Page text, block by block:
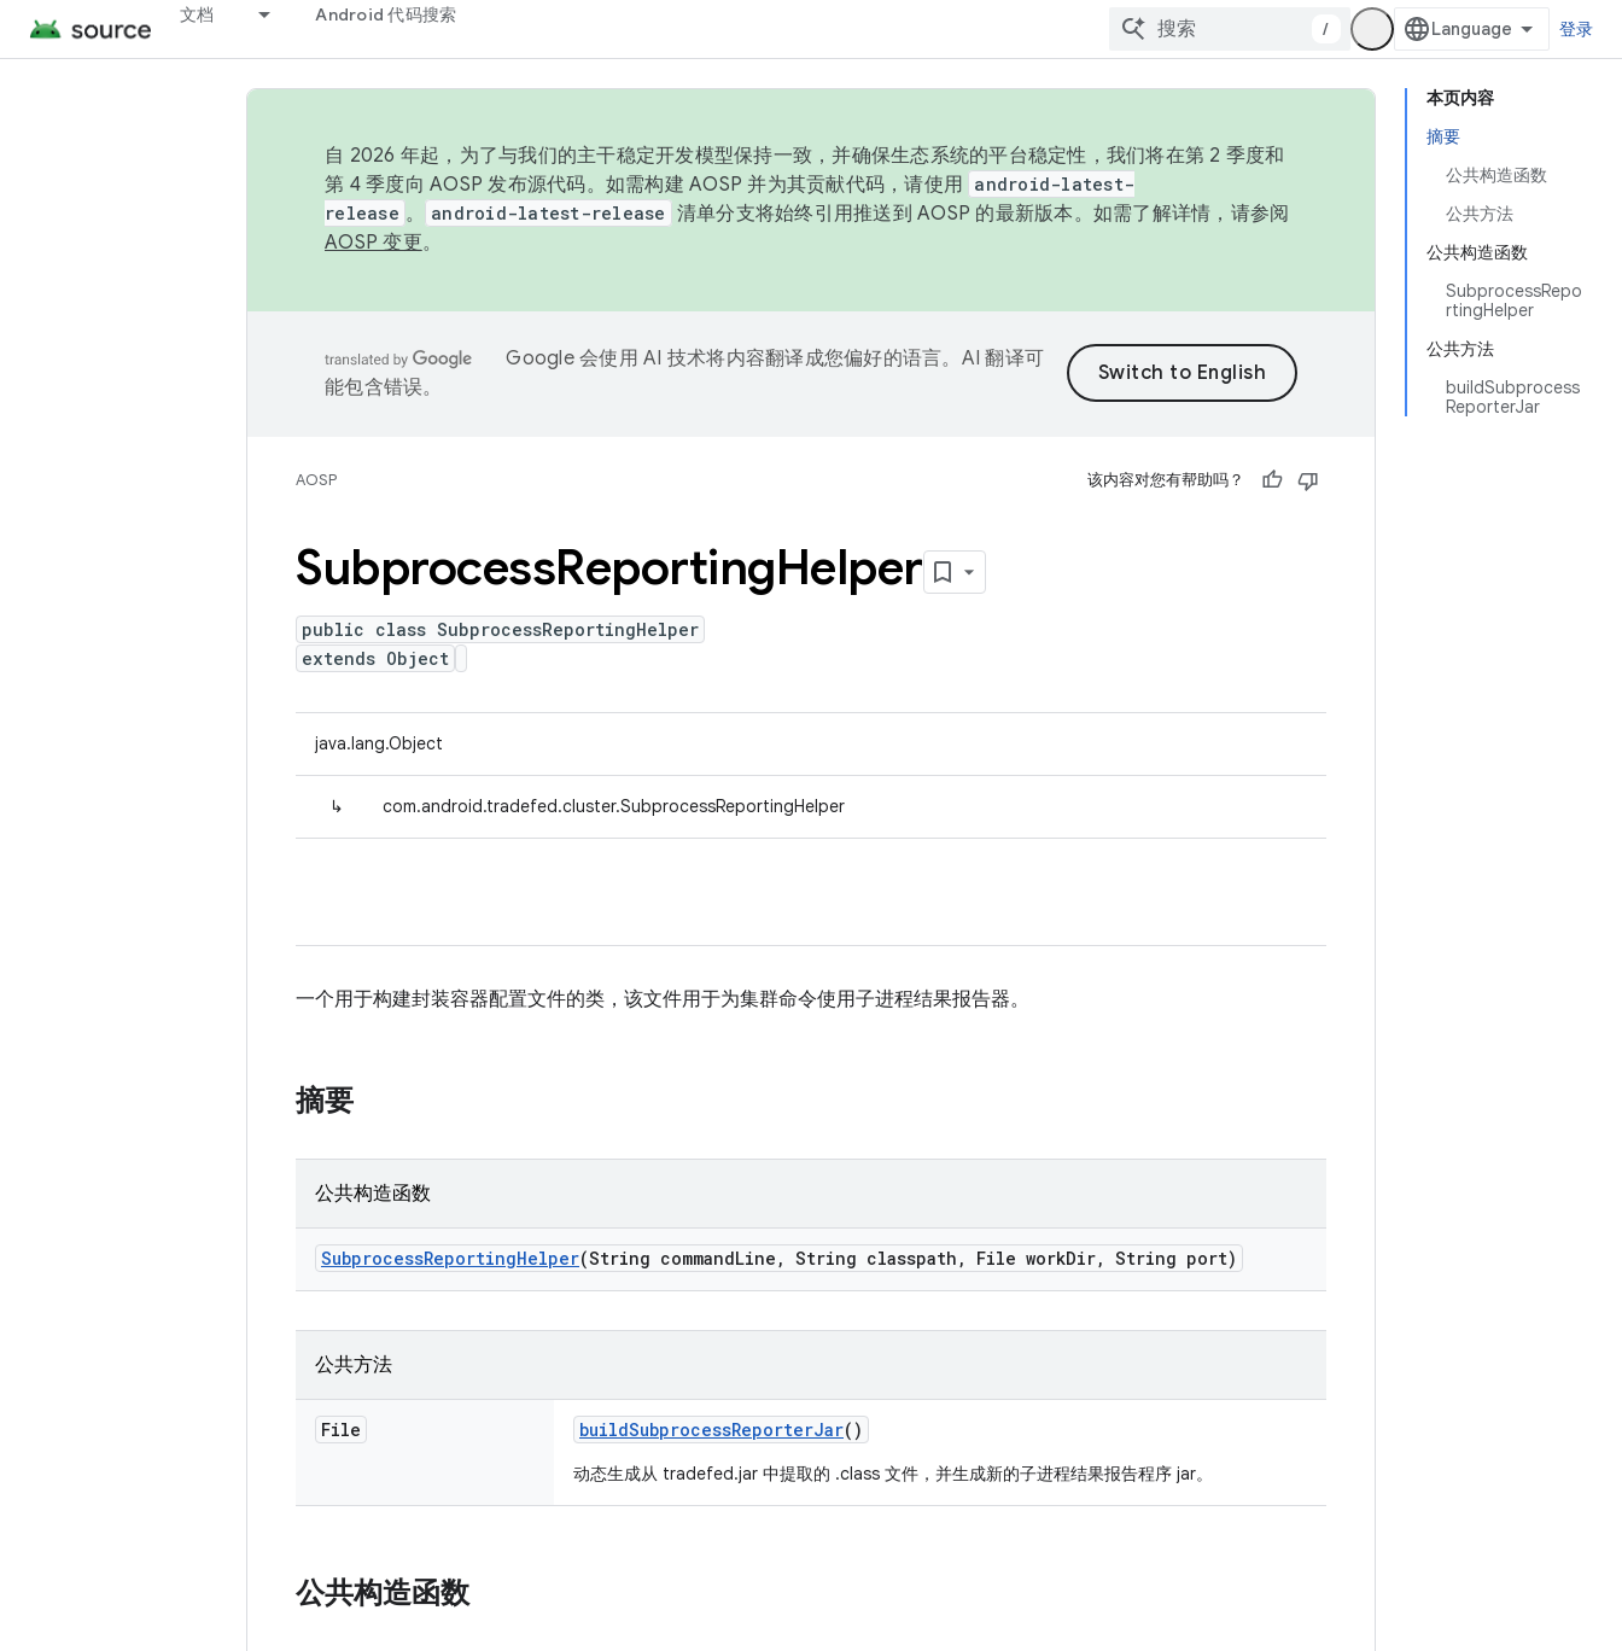
文档 Android 代码搜索
/ 登录
本页内容
摘要
公共构造函数
公共方法
公共构造函数
SubprocessRepo
rtingHelper
公共方法
buildSubprocess
ReporterJar
自 2026 年起，为了与我们的主干稳定开发模型保持一致，并确保生态系统的平台稳定性，我们将在第 2 季度和
第 4 季度向 AOSP 发布源代码。如需构建 AOSP 并为其贡献代码，请使用 android-latest-
release 。 android-latest-release 清单分支将始终引用推送到 AOSP 的最新版本。如需了解详情，请参阅
AOSP 变更。
Google 会使用 AI 技术将内容翻译成您偏好的语言。AI 翻译可
能包含错误。
AOSP 该内容对您有帮助吗？
SubprocessReportingHelper
public class SubprocessReportingHelper
extends Object
java.lang.Object
↳ com.android.tradefed.cluster.SubprocessReportingHelper
一个用于构建封装容器配置文件的类，该文件用于为集群命令使用子进程结果报告器。
摘要
公共构造函数
SubprocessReportingHelper(String commandLine , String classpath , File workDir, String port)
公共方法
File buildSubprocessReporterJar()
动态生成从 tradefed.jar 中提取的 .class 文件，并生成新的子进程结果报告程序 jar。
公共构造函数